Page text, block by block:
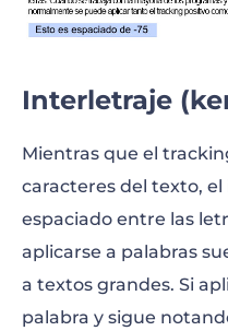
Interletraje
Mientras que el
caracteres del texto,
espaciado entre las
aplicarse a palabras
a textos grandes. Si
palabra y sigue